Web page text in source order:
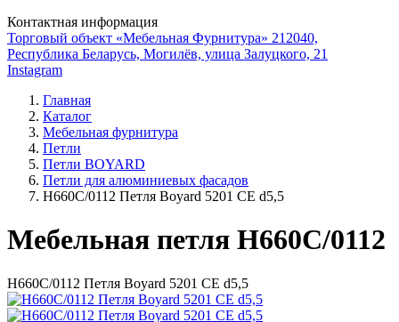
Контактная информация
Торговый объект «Мебельная Фурнитура» 212040,
Республика Беларусь, Могилёв, улица Залуцкого, 21
Instagram
Главная
Каталог
Мебельная фурнитура
Петли
Петли BOYARD
Петли для алюминиевых фасадов
Н660С/0112 Петля Boyard 5201 СE d5,5
Мебельная петля H660C/0112
Н660С/0112 Петля Boyard 5201 СE d5,5